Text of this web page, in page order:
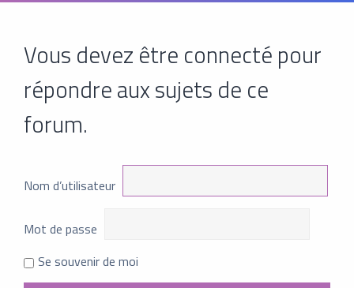
Vous devez être connecté pour
répondre aux sujets de ce
forum.
Nom d’utilisateur
Mot de passe
Se souvenir de moi